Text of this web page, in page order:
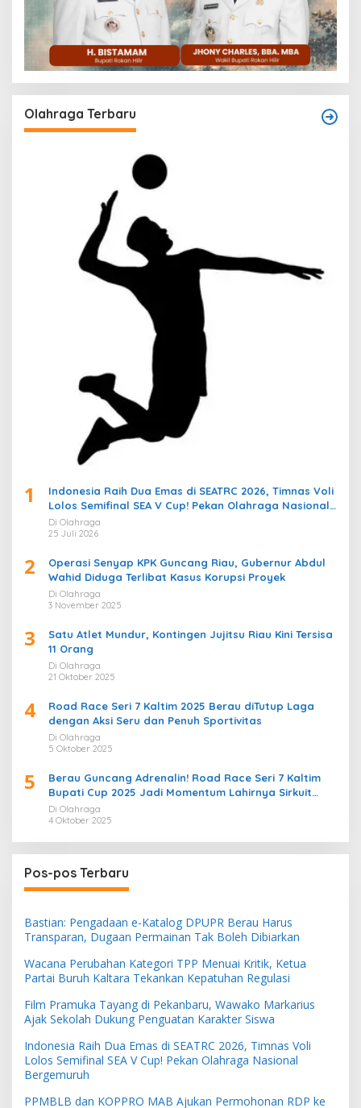
Olahraga Terbaru
1
Indonesia Raih Dua Emas di SEATRC 2026, Timnas Voli
Lolos Semifinal SEA V Cup! Pekan Olahraga Nasional
Bergemuruh
Di Olahraga
25 Juli 2026
2
Operasi Senyap KPK Guncang Riau, Gubernur Abdul
Wahid Diduga Terlibat Kasus Korupsi Proyek
Di Olahraga
3 November 2025
3
Satu Atlet Mundur, Kontingen Jujitsu Riau Kini Tersisa
11 Orang
Di Olahraga
21 Oktober 2025
4
Road Race Seri 7 Kaltim 2025 Berau diTutup Laga
dengan Aksi Seru dan Penuh Sportivitas
Di Olahraga
5 Oktober 2025
5
Berau Guncang Adrenalin! Road Race Seri 7 Kaltim
Bupati Cup 2025 Jadi Momentum Lahirnya Sirkuit
Permanen 2026
Di Olahraga
4 Oktober 2025
Pos-pos Terbaru
Bastian: Pengadaan e-Katalog DPUPR Berau Harus
Transparan, Dugaan Permainan Tak Boleh Dibiarkan
Wacana Perubahan Kategori TPP Menuai Kritik, Ketua
Partai Buruh Kaltara Tekankan Kepatuhan Regulasi
Film Pramuka Tayang di Pekanbaru, Wawako Markarius
Ajak Sekolah Dukung Penguatan Karakter Siswa
Indonesia Raih Dua Emas di SEATRC 2026, Timnas Voli
Lolos Semifinal SEA V Cup! Pekan Olahraga Nasional
Bergemuruh
PPMBLB dan KOPPRO MAB Ajukan Permohonan RDP ke